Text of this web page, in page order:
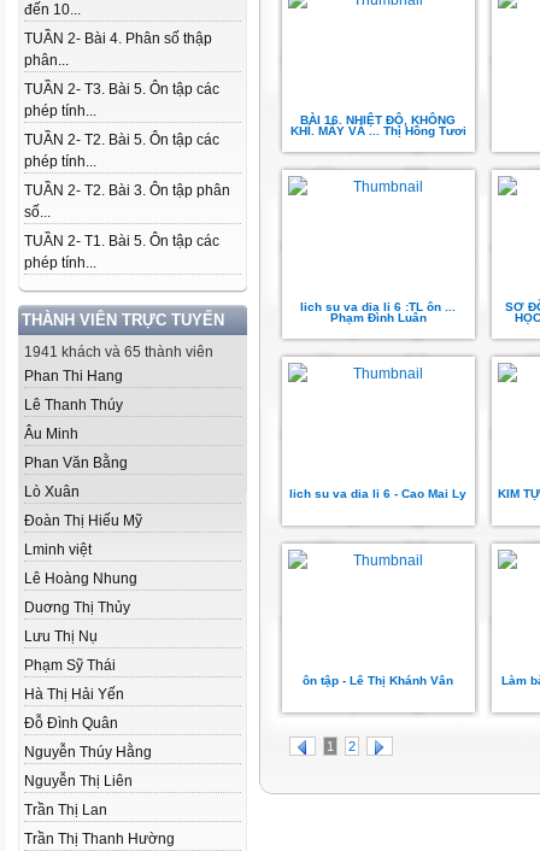
đến 10...
TUẦN 2- Bài 4. Phân số thập
phân...
TUẦN 2- T3. Bài 5. Ôn tập các
phép tính...
TUẦN 2- T2. Bài 5. Ôn tập các
phép tính...
TUẦN 2- T2. Bài 3. Ôn tập phân
số...
TUẦN 2- T1. Bài 5. Ôn tập các
phép tính...
THÀNH VIÊN TRỰC TUYẾN
1941 khách và 65 thành viên
Phan Thi Hang
Lê Thanh Thúy
Âu Minh
Phan Văn Bằng
Lò Xuân
Đoàn Thị Hiếu Mỹ
Lminh việt
Lê Hoàng Nhung
Duơng Thị Thủy
Lưu Thị Nụ
Phạm Sỹ Thái
Hà Thị Hải Yến
Đỗ Đình Quân
Nguyễn Thúy Hằng
Nguyễn Thị Liên
Trần Thị Lan
Trần Thị Thanh Hường
BÀI 16. NHIỆT ĐỘ, KHÔNG
KHÍ. MÂY VÀ ... Thị Hồng Tươi
lich su va dia li 6 :TL ôn ...
Phạm Đình Luân
SƠ
lich su va dia li 6 - Cao Mai Ly KIM
ôn tập - Lê Thị Khánh Vân Làm
1 2